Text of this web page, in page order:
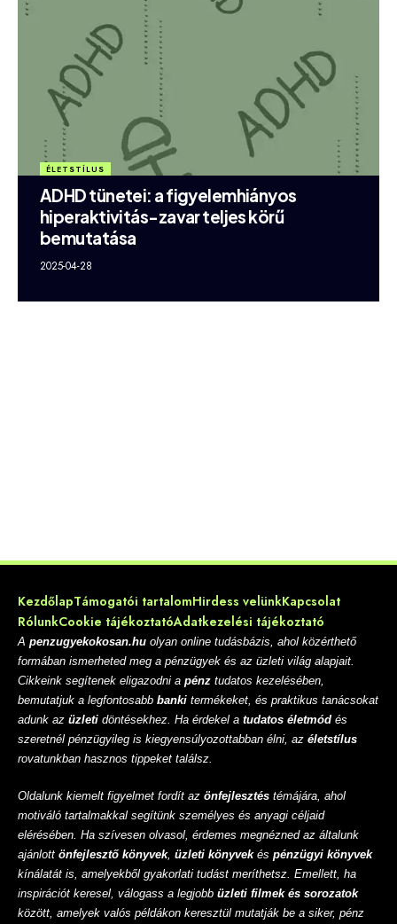
ÉLETSTÍLUS
ADHD tünetei: a figyelemhiányos
hiperaktivitás-zavar teljes körű
bemutatása
2025-04-28
KezdőlapTámogatói tartalomHirdess velünkKapcsolat
RólunkCookie tájékoztatóAdatkezelési tájékoztató
A penzugyekokosan.hu olyan online tudásbázis, ahol közérthető
formában ismerheted meg a pénzügyek és az üzleti világ alapjait.
Cikkeink segítenek eligazodni a pénz tudatos kezelésében,
bemutatjuk a legfontosabb banki termékeket, és praktikus tanácsokat
adunk az üzleti döntésekhez. Ha érdekel a tudatos életmód és
szeretnél pénzügyileg is kiegyensúlyozottabban élni, az életstílus
rovatunkban hasznos tippeket találsz.
Oldalunk kiemelt figyelmet fordít az önfejlesztés témájára, ahol
motiváló tartalmakkal segítünk személyes és anyagi céljaid
elérésében. Ha szívesen olvasol, érdemes megnézned az általunk
ajánlott önfejlesztő könyvek, üzleti könyvekés pénzügyi könyvek
kínálatát is, amelyekből gyakorlati tudást meríthetsz. Emellett, ha
inspirációt keresel, válogass a legjobb üzleti filmek és sorozatok
között, amelyek valós példákon keresztül mutatják be a siker, pénz